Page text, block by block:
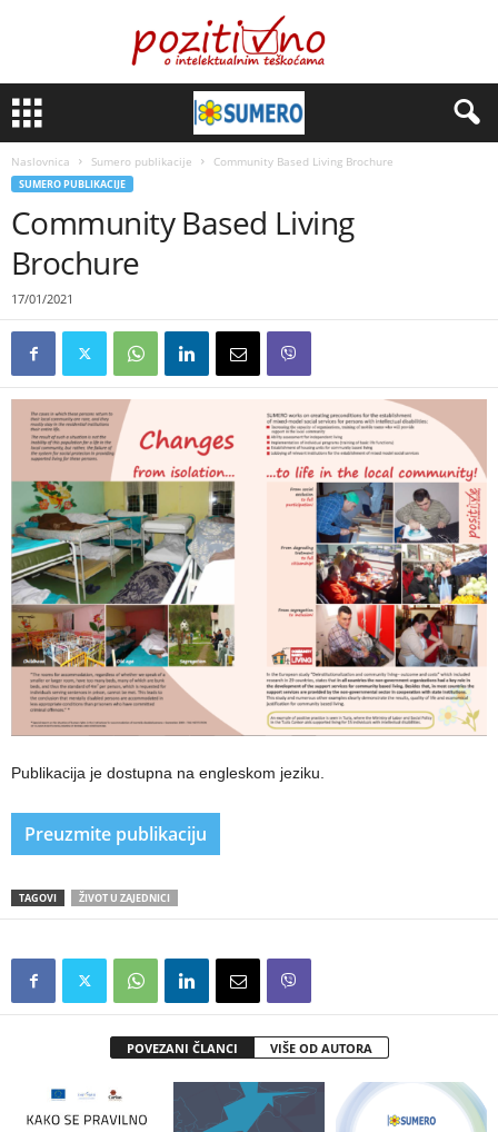
Naslovnica Sumero publikacije Community Based Living Brochure
SUMERO PUBLIKACIJE
Community Based Living
Brochure
17/01/2021
Publikacija je dostupna na engleskom jeziku.
Preuzmite publikaciju
TAGOVI ŽIVOT U ZAJEDNICI
POVEZANI ČLANCI VIŠE OD AUTORA